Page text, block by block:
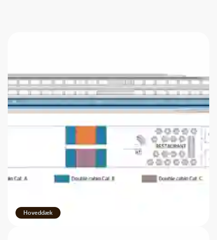
Hoveddæk